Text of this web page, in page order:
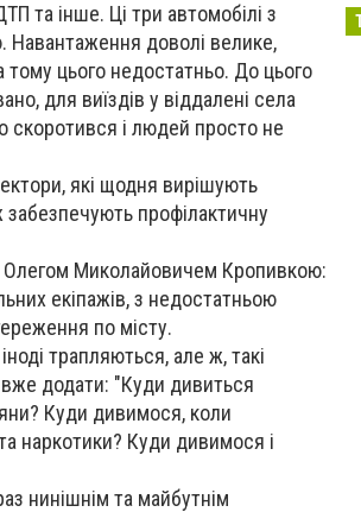
та інше. Ці три автомобілі з
Навантаження доволі велике,
тому цього недостатньо. До цього
для виїздів у віддалені села
скоротився і людей просто не
які щодня вирішують
забезпечують профілактичну
Олегом Миколайовичем Кропивкою:
екіпажів, з недостатньою
по місту.
трапляються, але ж, такі
додати: "Куди дивиться
Куди дивимося, коли
наркотики? Куди дивимося і
нинішнім та майбутнім